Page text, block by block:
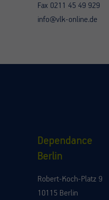
Fax 0211 45 49 929
info@vlk-online.de
Dependance
Berlin
Robert-Koch-Platz 9
10115 Berlin